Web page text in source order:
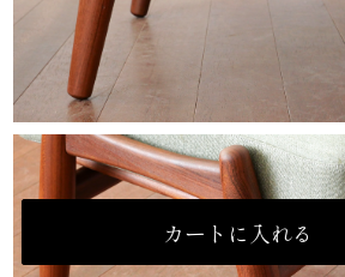
カートに入れる